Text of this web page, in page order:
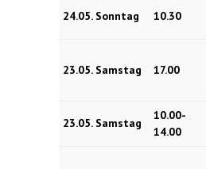
24.05. Sonntag 10.30
23.05. Samstag 17.00
23.05. Samstag
10.00-
14.00